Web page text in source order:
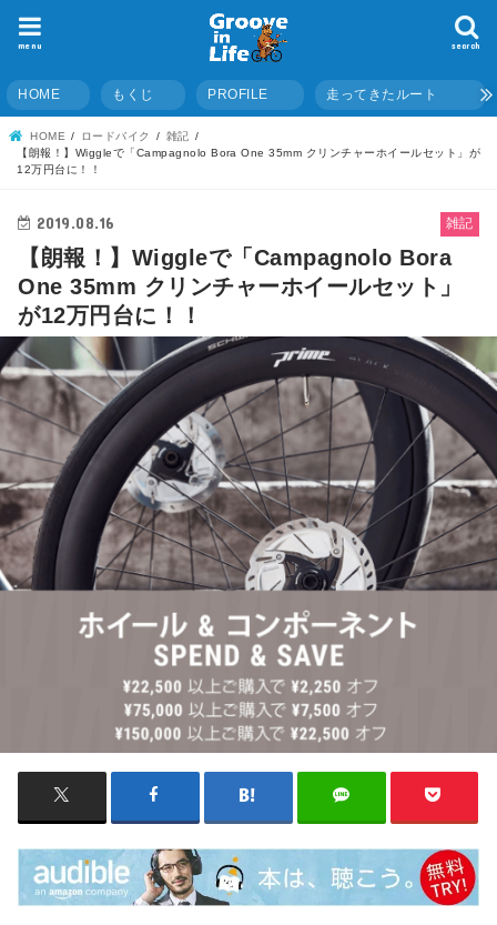
search
menu
HOME もくじ PROFILE 走ってきたルート
HOME ロードバイク
雑記
【朗報！】Wiggleで「Campagnolo Bora One 35mm クリンチャーホイールセット」が
12万円台に！！
雑記
2019.08.16
【朗報！】Wiggleで「Campagnolo Bora
One 35mm クリンチャーホイールセット」
が12万円台に！！